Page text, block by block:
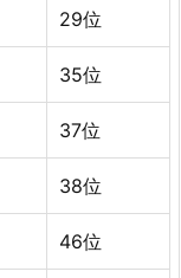
29位
35位
37位
38位
46位